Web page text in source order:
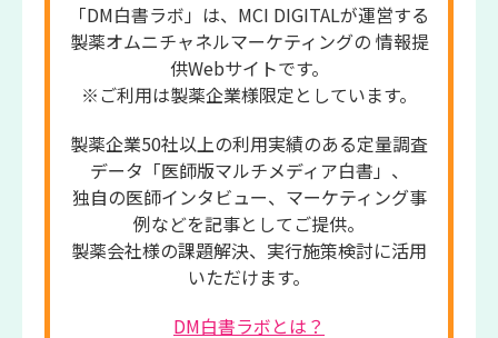
「DM白書ラボ」は、MCI DIGITALが運営する
製薬オムニチャネルマーケティングの 情報提
供Webサイトです。
※ご利用は製薬企業様限定としています。
製薬企業50社以上の利用実績のある定量調査
データ「医師版マルチメディア白書」、
独自の医師インタビュー、マーケティング事
例などを記事としてご提供。
製薬会社様の課題解決、実行施策検討に活用
いただけます。
DM白書ラボとは？